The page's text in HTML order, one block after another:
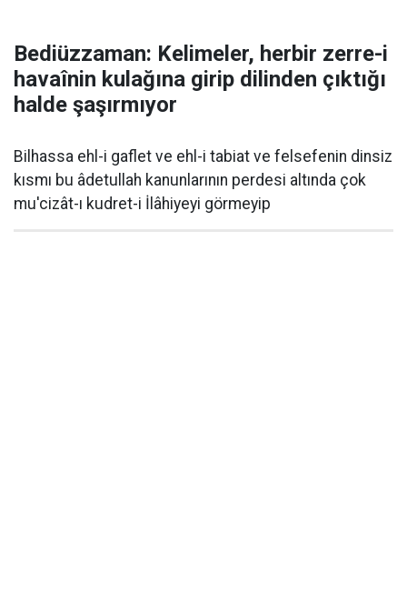
Bediüzzaman: Kelimeler, herbir zerre-i
havaînin kulağına girip dilinden çıktığı
halde şaşırmıyor
Bilhassa ehl-i gaflet ve ehl-i tabiat ve felsefenin dinsiz
kısmı bu âdetullah kanunlarının perdesi altında çok
mu'cizât-ı kudret-i İlâhiyeyi görmeyip